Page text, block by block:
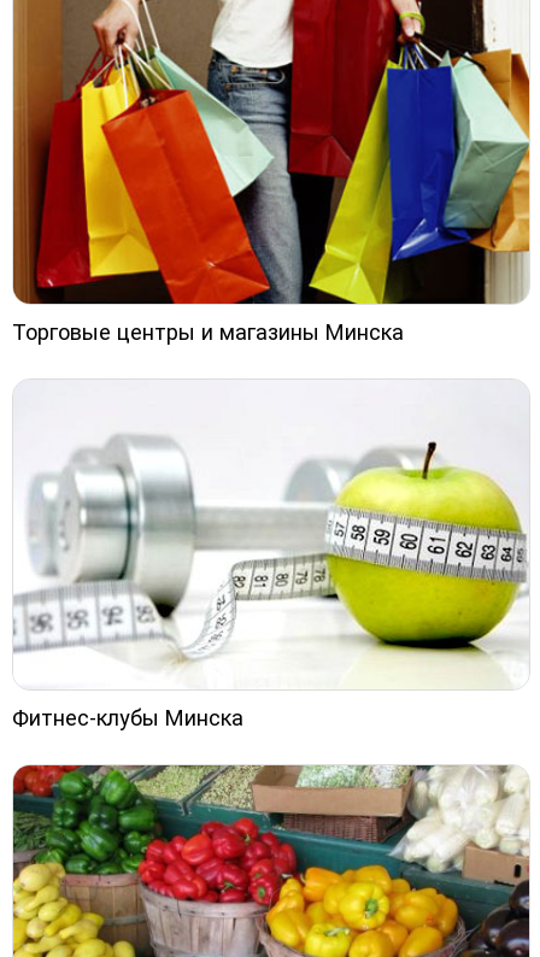
Торговые центры и магазины Минска
Фитнес-клубы Минска